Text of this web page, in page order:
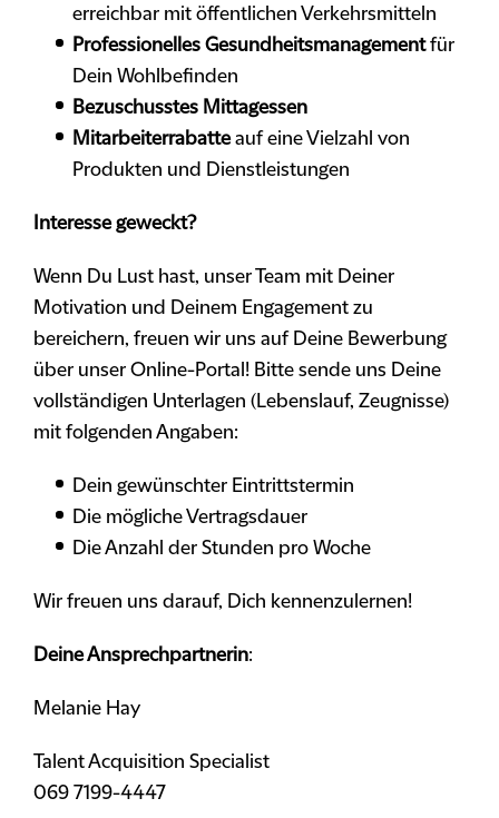
erreichbar mit öffentlichen Verkehrsmitteln
Professionelles Gesundheitsmanagementfür
Dein Wohlbefinden
Bezuschusstes Mittagessen
Mitarbeiterrabatteauf eine Vielzahl von
Produkten und Dienstleistungen
Interesse geweckt?
Wenn Du Lust hast, unser Team mit Deiner
Motivation und Deinem Engagement zu
bereichern, freuen wir uns auf Deine Bewerbung
über unser Online-Portal! Bitte sende uns Deine
vollständigen Unterlagen (Lebenslauf, Zeugnisse)
mit folgenden Angaben:
Dein gewünschter Eintrittstermin
Die mögliche Vertragsdauer
Die Anzahl der Stunden pro Woche
Wir freuen uns darauf, Dich kennenzulernen!
Deine Ansprechpartnerin:
Melanie Hay
Talent Acquisition Specialist
069 7199-4447